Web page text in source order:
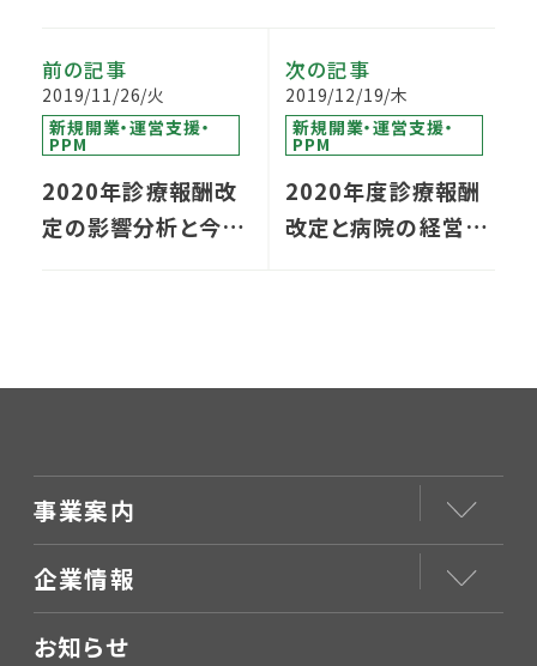
前の記事
2019/11/26/火
新規開業・運営支援・
PPM
2020年診療報酬改
定の影響分析と今後
次の記事
2019/12/19/木
新規開業・運営支援・
PPM
2020年度診療報酬
改定と病院の経営戦
事業案内
企業情報
お知らせ